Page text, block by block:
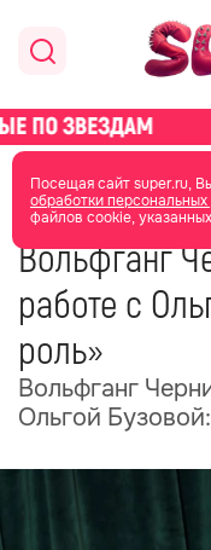
Посещая сайт super.ru,
обработки
файлов cookie,
главная
03 февраля 15:29
Вольфганг
работе с
роль»
Вольфганг
Ольгой